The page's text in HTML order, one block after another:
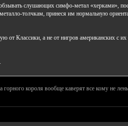
слушающих симфо-метал «херками»,
толчкам, принеся им нормальную
от Классики, а не от нигров американских с
короля вообще каверят все кому не